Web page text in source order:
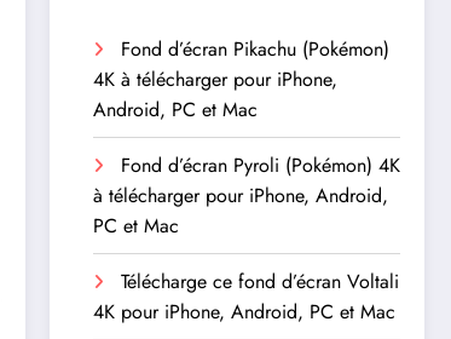
Fond d’écran Pikachu (Pokémon)
4K à télécharger pour iPhone,
Android, PC et Mac
Fond d’écran Pyroli (Pokémon) 4K
à télécharger pour iPhone, Android,
PC et Mac
Télécharge ce fond d’écran Voltali
4K pour iPhone, Android, PC et Mac